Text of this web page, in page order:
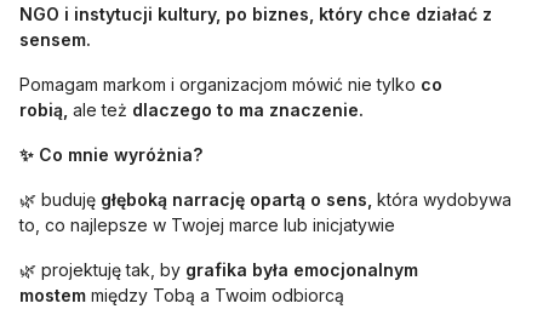
NGO i instytucji kultury, po biznes, który chce działać z
sensem.
Pomagam markom i organizacjom mówić nie tylko co
robią, ale też dlaczego to ma znaczenie.
✨ Co mnie wyróżnia?
🌿 buduję głęboką narrację opartą o sens, która wydobywa
to, co najlepsze w Twojej marce lub inicjatywie
🌿 projektuję tak, by grafika była emocjonalnym
mostem między Tobą a Twoim odbiorcą